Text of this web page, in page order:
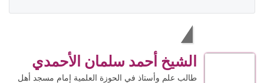
الشيخ أحمد سلمان الأحمدي
طالب علم وأستاذ في الحوزة العلمية إمام مسجد أهل